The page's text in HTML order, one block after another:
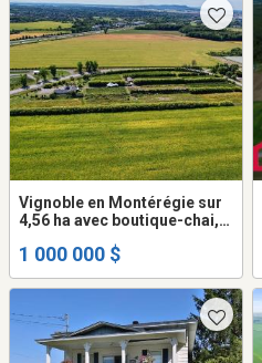
Vignoble en Montérégie sur
4,56 ha avec boutique-chai,
potentiel de croissance!
1 000 000 $